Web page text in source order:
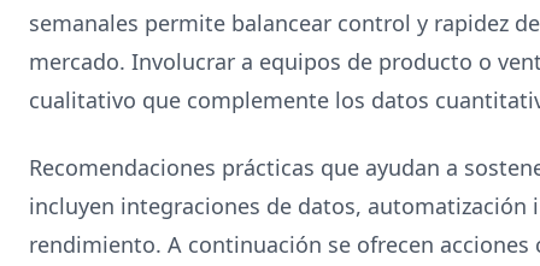
semanales permite balancear control y rapidez
mercado. Involucrar a equipos de producto o
cualitativo que complemente los datos
Recomendaciones prácticas que ayudan a
incluyen integraciones de datos, automatización
rendimiento. A continuación se ofrecen